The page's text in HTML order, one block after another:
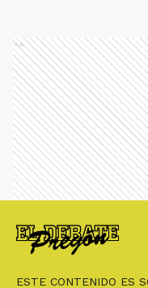
ESTE CONTENIDO ES
Ads